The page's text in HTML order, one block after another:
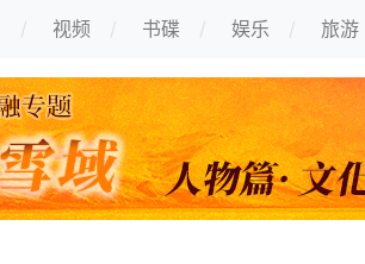
视频 书碟 娱乐 旅游